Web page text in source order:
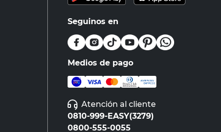
Seguinos en
Medios de pago
Atención al cliente
0810-999-EASY(3279)
0800-555-0055